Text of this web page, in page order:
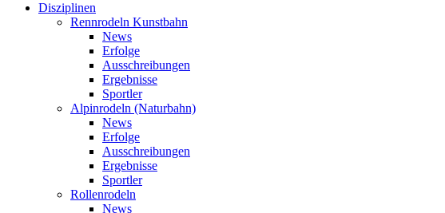
Disziplinen
Rennrodeln Kunstbahn
News
Erfolge
Ausschreibungen
Ergebnisse
Sportler
Alpinrodeln (Naturbahn)
News
Erfolge
Ausschreibungen
Ergebnisse
Sportler
Rollenrodeln
News